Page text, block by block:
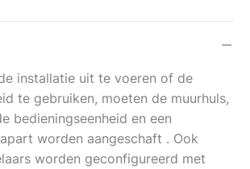
installatie uit te voeren of de
te gebruiken, moeten de muurhuls,
bedieningseenheid en een
worden aangeschaft . Ook
worden geconfigureerd met